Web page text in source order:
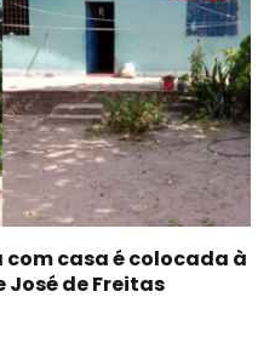
casa é colocada à
José de Freitas